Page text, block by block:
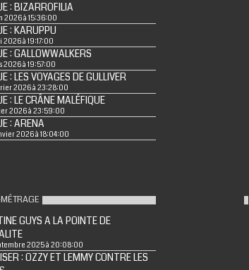
: BIZARROFILIA
2026 à 15:36:00
: KARUPPU
2026 à 19:17:00
: GALLOWWALKERS
2026 à 19:57:00
: LES VOYAGES DE GULLIVER
2026 à 23:28:00
: LE CRÂNE MALÉFIQUE
2026 à 23:59:00
: ARENA
2026 à 18:04:00
GUYS A LA POINTE DE
2025 à 20:08:00
: OZZY ET LEMMY CONTRE LES